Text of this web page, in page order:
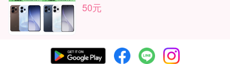
50元